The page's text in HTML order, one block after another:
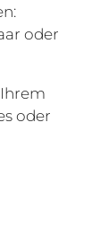
oder
oder